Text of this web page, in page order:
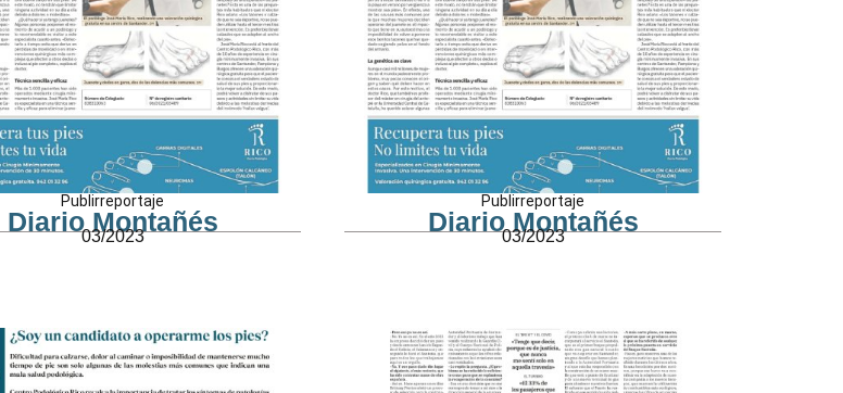
Publirreportaje
Diario Montañés
03/2023
Publirreportaje
Diario Montañés
03/2023